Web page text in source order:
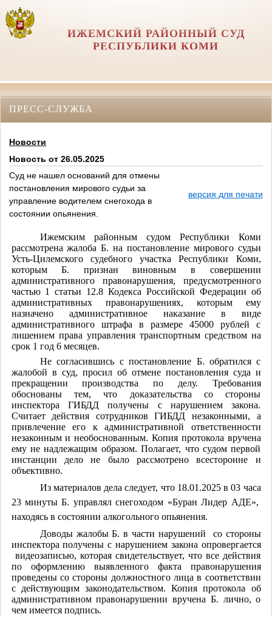
ИЖЕМСКИЙ РАЙОННЫЙ СУД
РЕСПУБЛИКИ КОМИ
ПРЕСС-СЛУЖБА
Новости
Новость от 26.05.2025
Суд не нашел оснований для отмены
постановления мирового судьи за
управление водителем снегохода в
состоянии опьянения.
версия для печати
Ижемским районным судом Республики Коми
рассмотрена жалоба Б. на постановление мирового судьи
Усть-Цилемского судебного участка Республики Коми,
которым Б. признан виновным в совершении
административного правонарушения, предусмотренного
частью 1 статьи 12.8 Кодекса Российской Федерации об
административных правонарушениях, которым ему
назначено административное наказание в виде
административного штрафа в размере 45000 рублей с
лишением права управления транспортным средством на
срок 1 год 6 месяцев.
Не согласившись с постановление Б. обратился с
жалобой в суд, просил об отмене постановления суда и
прекращении производства по делу. Требования
обоснованы тем, что доказательства со стороны
инспектора ГИБДД получены с нарушением закона.
Считает действия сотрудников ГИБДД незаконными, а
привлечение его к административной ответственности
незаконным и необоснованным. Копия протокола вручена
ему не надлежащим образом. Полагает, что судом первой
инстанции дело не было рассмотрено всесторонне и
объективно.
Из материалов дела следует, что 18.01.2025в 03 часа
23 минуты Б. управлял снегоходом «Буран Лидер АДЕ»,
находясь в состоянии алкогольного опьянения.
Доводы жалобы Б. в части нарушений со стороны
инспектора получены с нарушением закона опровергается
видеозаписью, которая свидетельствует, что все действия
по оформлению выявленного факта правонарушения
проведены со стороны должностного лица в соответствии
с действующим законодательством. Копия протокола об
административном правонарушении вручена Б. лично, о
чем имеется подпись.